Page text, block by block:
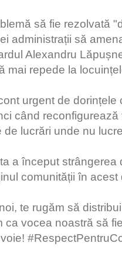
să fie rezolvată
administrații să
Alexandru
mai repede la
urgent de
când
lucrări unde nu
a început strângerea
comunității în acest
te rugăm să
ca vocea noastră să